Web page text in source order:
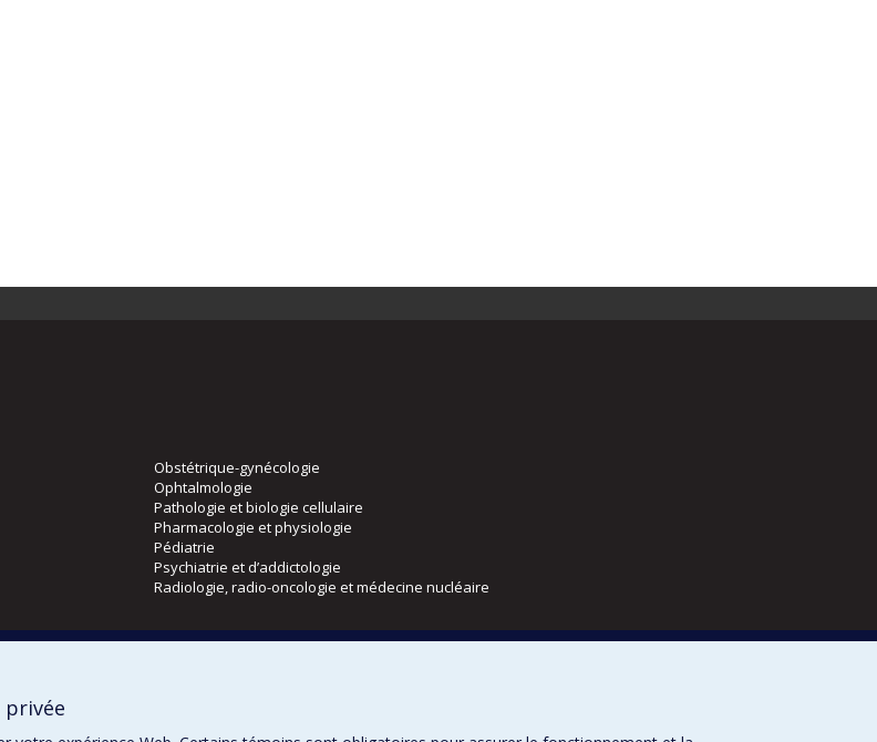
Obstétrique-gynécologie
Ophtalmologie
Pathologie et biologie cellulaire
Pharmacologie et physiologie
Pédiatrie
Psychiatrie et d’addictologie
Radiologie, radio-oncologie et médecine nucléaire
privée